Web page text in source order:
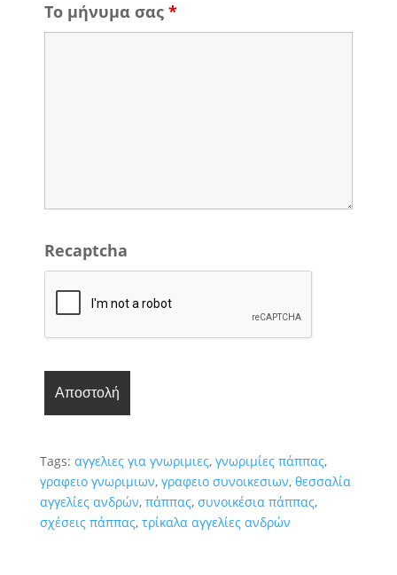
Το μήνυμα σας *
Recaptcha
Tags: αγγελιες για γνωριμιες, γνωριμίες πάππας,
γραφειο γνωριμιων, γραφειο συνοικεσιων, θεσσαλία
αγγελίες ανδρών, πάππας, συνοικέσια πάππας,
σχέσεις πάππας, τρίκαλα αγγελίες ανδρών